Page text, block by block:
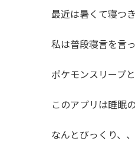
最近は暑くて寝つ
私は普段寝言を言
ポケモンスリープ
このアプリは睡眠
なんとびっくり、